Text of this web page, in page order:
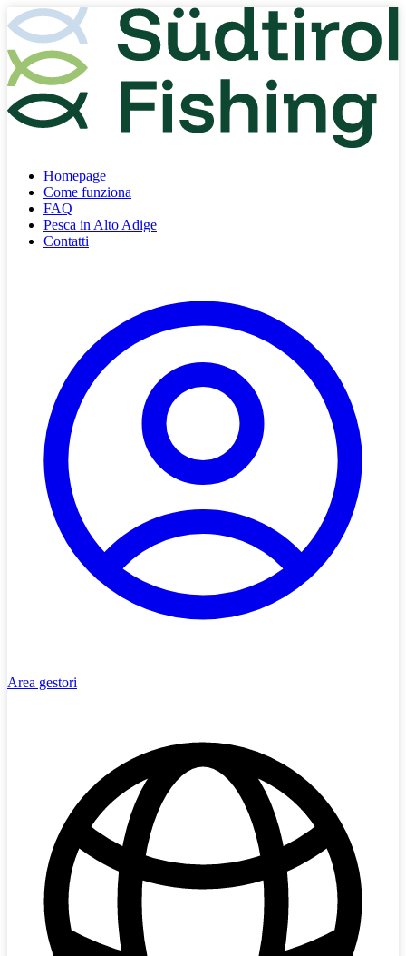
Homepage
Come funziona
FAQ
Pesca in Alto Adige
Contatti
Area gestori